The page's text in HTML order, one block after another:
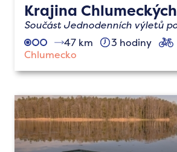
Krajina
Součást Jednodenních výletů
47 km
3 hodiny
Chlumecko